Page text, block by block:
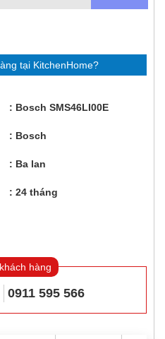
tại KitchenHome?
Bosch SMS46LI00E
Bosch
Ba lan
24 tháng
hàng
0911 595 566